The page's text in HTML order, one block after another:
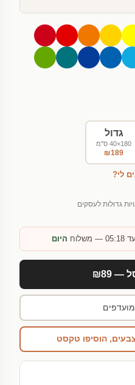
גדול
180×40 ס"מ
₪189
לי?
גדולות לעסקים
היום
₪89
הוסיפו טקסט